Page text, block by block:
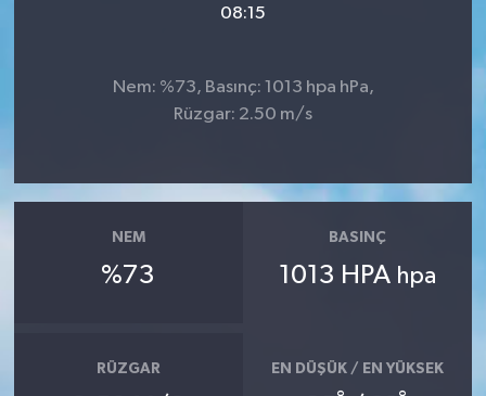
08:15
Nem: %73, Basınç: 1013 hpa hPa,
Rüzgar: 2.50 m/s
NEM
%73
BASINÇ
1013 HPA hpa
RÜZGAR EN DÜŞÜK / EN YÜKSEK
Hisarcık